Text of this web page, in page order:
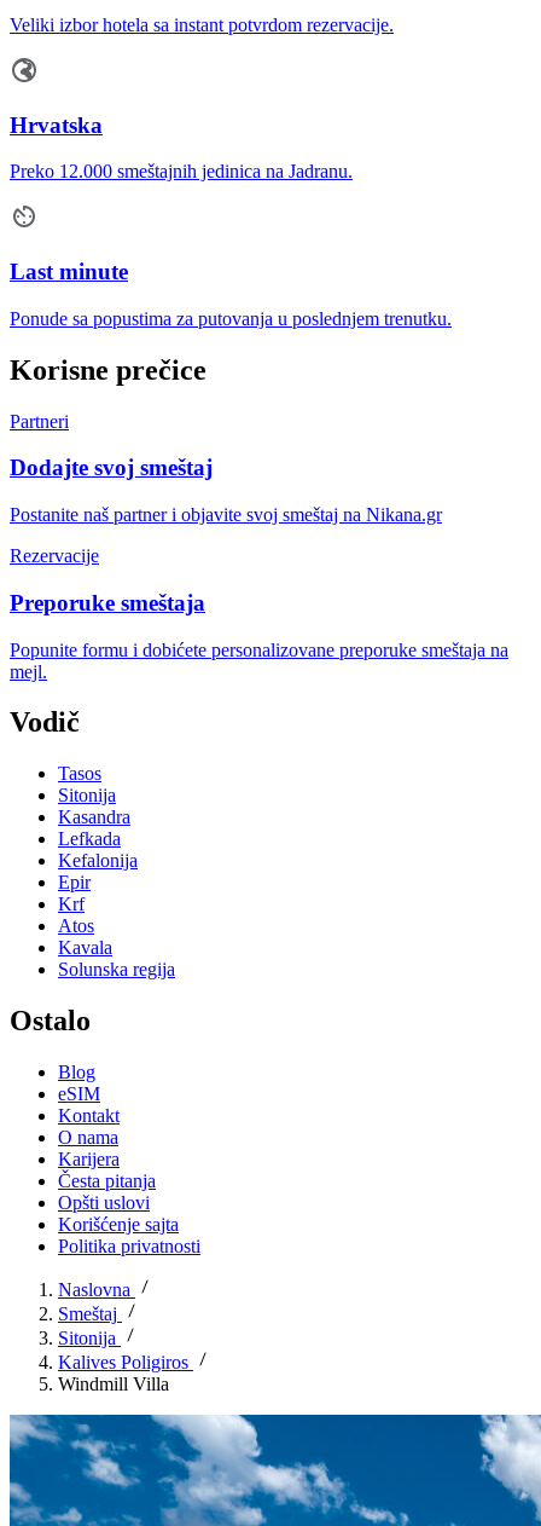
Veliki izbor hotela sa instant potvrdom rezervacije.
Hrvatska
Preko 12.000 smeštajnih jedinica na Jadranu.
Last minute
Ponude sa popustima za putovanja u poslednjem trenutku.
Korisne prečice
Partneri
Dodajte svoj smeštaj
Postanite naš partner i objavite svoj smeštaj na Nikana.gr
Rezervacije
Preporuke smeštaja
Popunite formu i dobićete personalizovane preporuke smeštaja na
mejl.
Vodič
Tasos
Sitonija
Kasandra
Lefkada
Kefalonija
Epir
Krf
Atos
Kavala
Solunska regija
Ostalo
Blog
eSIM
Kontakt
O nama
Karijera
Česta pitanja
Opšti uslovi
Korišćenje sajta
Politika privatnosti
Naslovna
Smeštaj
Sitonija
Kalives Poligiros
Windmill Villa